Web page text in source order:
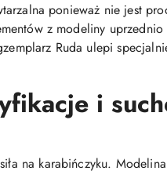
ponieważ nie jest
z modeliny
Ruda ulepi
i
na karabińczyku.